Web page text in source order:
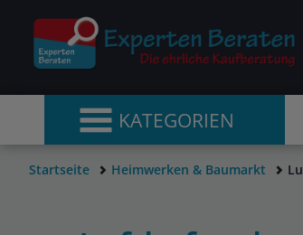
KATEGORIEN
Startseite Heimwerken & Baumarkt